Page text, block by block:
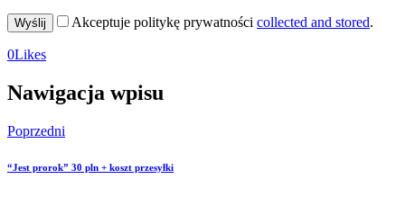
Akceptuje politykę prywatności collected and stored.
0Likes
Nawigacja wpisu
Poprzedni
“Jest prorok” 30 pln + koszt przesyłki